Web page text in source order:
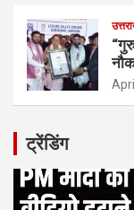
ट्रेंडिंग